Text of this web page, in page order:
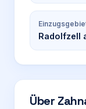
Radolfzell
Über